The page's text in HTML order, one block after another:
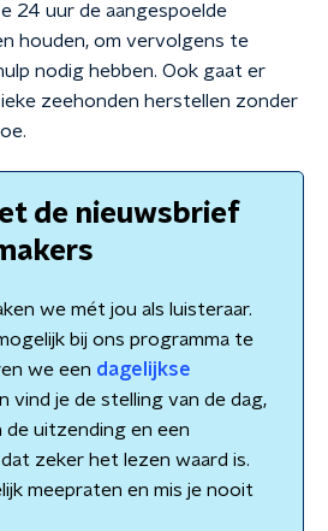
24 uur de aangespoelde
houden, om vervolgens te
nodig hebben. Ook gaat er
zeehonden herstellen zonder
de nieuwsbrief
we mét jou als luisteraar.
bij ons programma te
we een dagelijkse
vind je de stelling van de dag,
uitzending en een
zeker het lezen waard is.
meepraten en mis je nooit